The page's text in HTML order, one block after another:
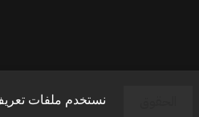
نستخدم ملفات